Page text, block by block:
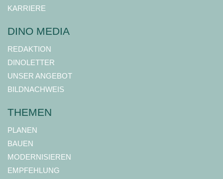
KARRIERE
DINO MEDIA
REDAKTION
DINOLETTER
UNSER ANGEBOT
BILDNACHWEIS
THEMEN
PLANEN
BAUEN
MODERNISIEREN
EMPFEHLUNG